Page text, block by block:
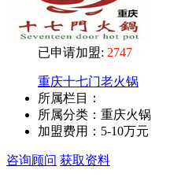
已申请加盟: 2747
重庆十七门老火锅
所属栏目：
所属分类：重庆火锅
加盟费用： 5-10万元
咨询顾问 获取资料